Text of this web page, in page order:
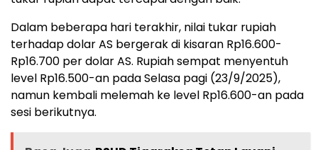
Dalam beberapa hari terakhir, nilai tukar rupiah
terhadap dolar AS bergerak di kisaran Rp16.600-
Rp16.700 per dolar AS. Rupiah sempat menyentuh
level Rp16.500-an pada Selasa pagi (23/9/2025),
namun kembali melemah ke level Rp16.600-an pada
sesi berikutnya.